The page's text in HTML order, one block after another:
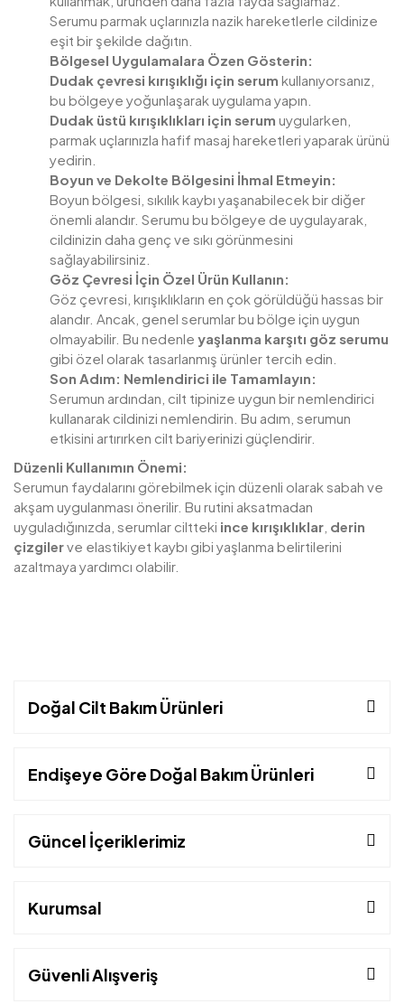
Serumu parmak uçlarınızla nazik hareketlerle cildinize
eşit bir şekilde dağıtın.
Bölgesel Uygulamalara Özen Gösterin:
Dudak çevresi kırışıklığı için serum kullanıyorsanız,
bu bölgeye yoğunlaşarak uygulama yapın.
Dudak üstü kırışıklıkları için serum uygularken,
parmak uçlarınızla hafif masaj hareketleri yaparak ürünü
yedirin.
Boyun ve Dekolte Bölgesini İhmal Etmeyin:
Boyun bölgesi, sıkılık kaybı yaşanabilecek bir diğer
önemli alandır. Serumu bu bölgeye de uygulayarak,
cildinizin daha genç ve sıkı görünmesini
sağlayabilirsiniz.
Göz Çevresi İçin Özel Ürün Kullanın:
Göz çevresi, kırışıklıkların en çok görüldüğü hassas bir
alandır. Ancak, genel serumlar bu bölge için uygun
olmayabilir. Bu nedenle yaşlanma karşıtı göz serumu
gibi özel olarak tasarlanmış ürünler tercih edin.
Son Adım: Nemlendirici ile Tamamlayın:
Serumun ardından, cilt tipinize uygun bir nemlendirici
kullanarak cildinizi nemlendirin. Bu adım, serumun
etkisini artırırken cilt bariyerinizi güçlendirir.
Düzenli Kullanımın Önemi:
Serumun faydalarını görebilmek için düzenli olarak sabah ve
akşam uygulanması önerilir. Bu rutini aksatmadan
uyguladığınızda, serumlar ciltteki ince kırışıklıklar derin
çizgilerve elastikiyet kaybı gibi yaşlanma belirtilerini
azaltmaya yardımcı olabilir.
Doğal Cilt Bakım Ürünleri
Endişeye Göre Doğal Bakım Ürünleri
Güncel İçeriklerimiz
Kurumsal
Güvenli Alışveriş